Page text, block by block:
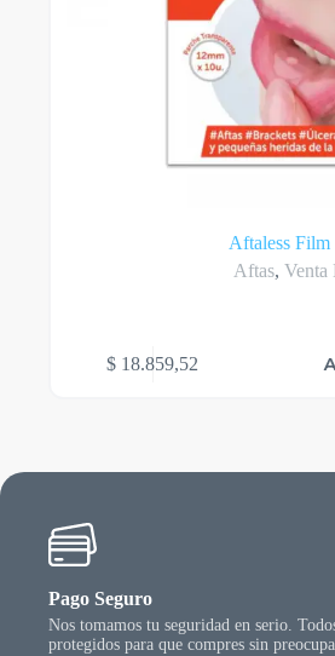
Aftaless Film
Aftas, Venta
$ 18.859,52
Pago Seguro
Nos tomamos tu seguridad en serio.
protegidos para que compres sin